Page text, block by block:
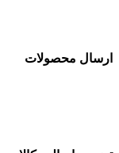
ارسال محصولات